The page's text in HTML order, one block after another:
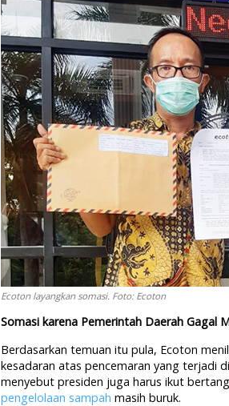
Ecoton layangkan somasi. Foto: Ecoton
Somasi karena Pemerintah Daerah Gagal
Berdasarkan temuan itu pula, Ecoton
kesadaran atas pencemaran yang terjadi
menyebut presiden juga harus ikut
pengelolaan sampah masih buruk.